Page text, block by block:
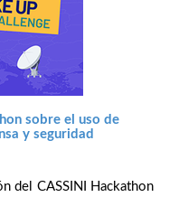
sobre el uso de
y seguridad
del CASSINI Hackathon